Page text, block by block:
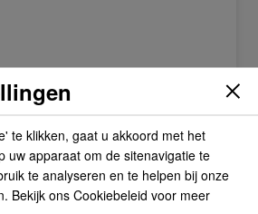
te klikken, gaat u akkoord met het
uw apparaat om de sitenavigatie te
te analyseren en te helpen bij onze
Bekijk ons Cookiebeleid voor meer